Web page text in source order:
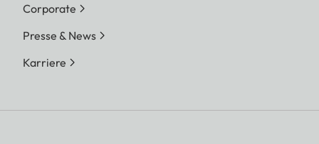
Corporate
Presse & News
Karriere